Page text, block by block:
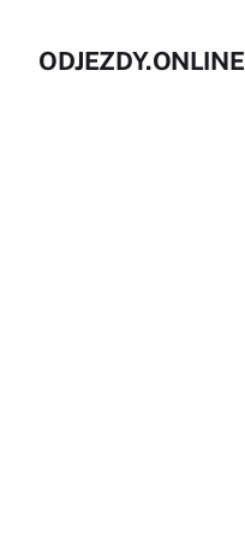
ODJEZDY.ONLINE